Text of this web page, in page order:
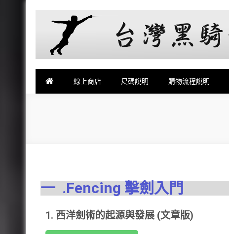
線上商店 尺碼說明 購物流程說明
一 .Fencing 擊劍入門
1. 西洋劍術的起源與發展 (文章版)